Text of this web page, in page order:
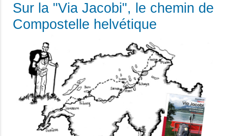
Sur la "Via Jacobi", le chemin de
Compostelle helvétique